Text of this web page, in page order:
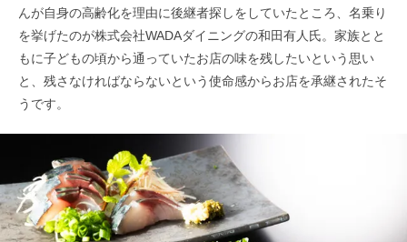
んが自身の高齢化を理由に後継者探しをしていたところ、名乗り
を挙げたのが株式会社WADAダイニングの和田有人氏。家族とと
もに子どもの頃から通っていたお店の味を残したいという思い
と、残さなければならないという使命感からお店を承継されたそ
うです。